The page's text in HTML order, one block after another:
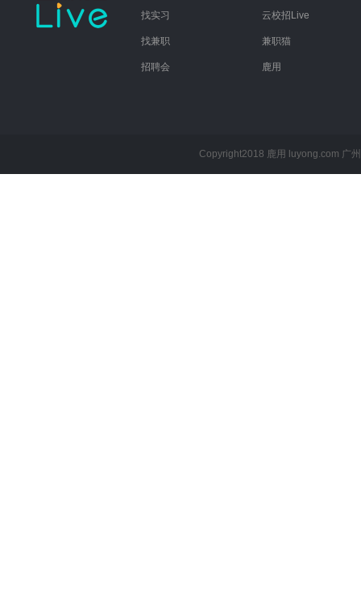
找实习
找兼职
招聘会
云校招Live
兼职猫
鹿用
Copyright2018 鹿用 luyong.com 广